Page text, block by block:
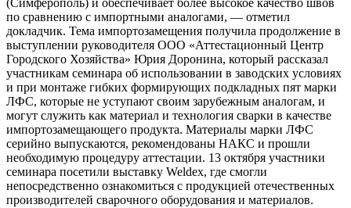
(Симферополь) и обеспечивает более высокое качество швов
по сравнению с импортными аналогами, — отметил
докладчик. Тема импортозамещения получила продолжение в
выступлении руководителя ООО «Аттестационный Центр
Городского Хозяйства» Юрия Доронина, который рассказал
участникам семинара об использовании в заводских условиях
и при монтаже гибких формирующих подкладных пят марки
ЛФС, которые не уступают своим зарубежным аналогам, и
могут служить как материал и технология сварки в качестве
импортозамещающего продукта. Материалы марки ЛФС
серийно выпускаются, рекомендованы НАКС и прошли
необходимую процедуру аттестации. 13 октября участники
семинара посетили выставку Weldex, где смогли
непосредственно ознакомиться с продукцией отечественных
производителей сварочного оборудования и материалов.